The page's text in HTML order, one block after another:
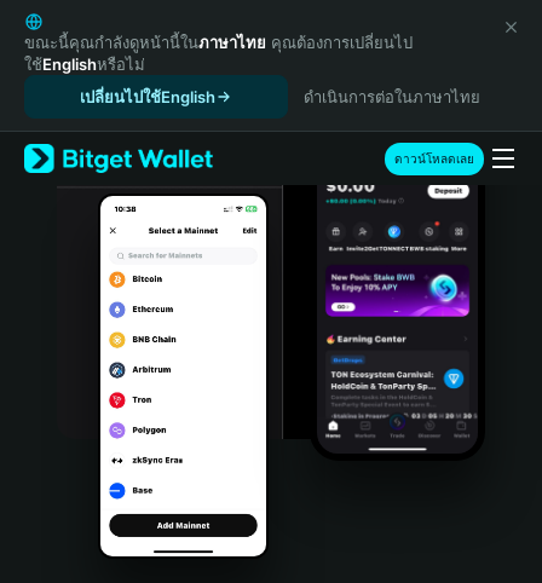
English
日本語
Tiếng Việt
Español (Latinoamérica)
Türkçe
Italiano
Português (Portugal)
Bahasa Indonesia
Português (Brasil)
Español (Argentina)
ขณะนี้คุณกำลังดูหน้านี้ในภาษาไทย คุณต้องการเปลี่ยนไป
ใช้Englishหรือไม่
เปลี่ยนไปใช้English
ดำเนินการต่อในภาษาไทย
ดาวน์โหลดเลย